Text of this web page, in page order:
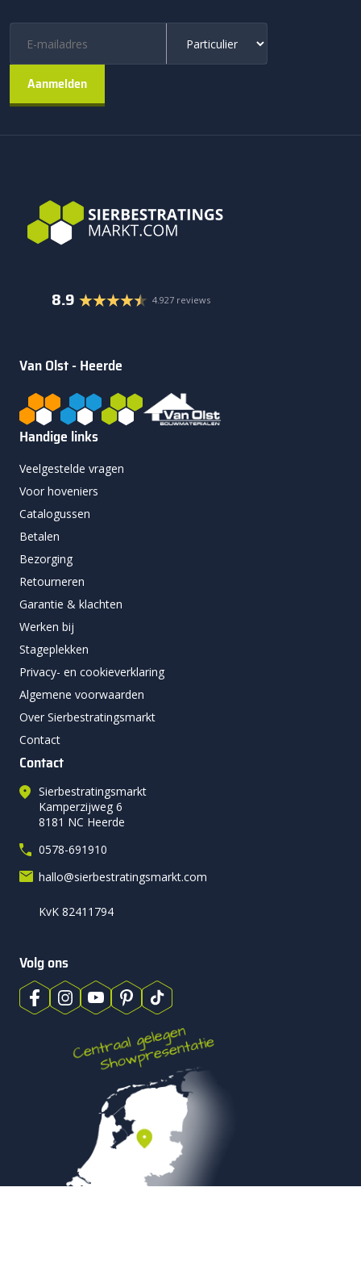
8.9 4.927 reviews
Van Olst - Heerde
Handige links
Veelgestelde vragen
Voor hoveniers
Catalogussen
Betalen
Bezorging
Retourneren
Garantie & klachten
Werken bij
Stageplekken
Privacy- en cookieverklaring
Algemene voorwaarden
Over Sierbestratingsmarkt
Contact
Contact
Sierbestratingsmarkt
Kamperzijweg 6
8181 NC Heerde
0578-691910
hallo@sierbestratingsmarkt.com
KvK 82411794
Volg ons